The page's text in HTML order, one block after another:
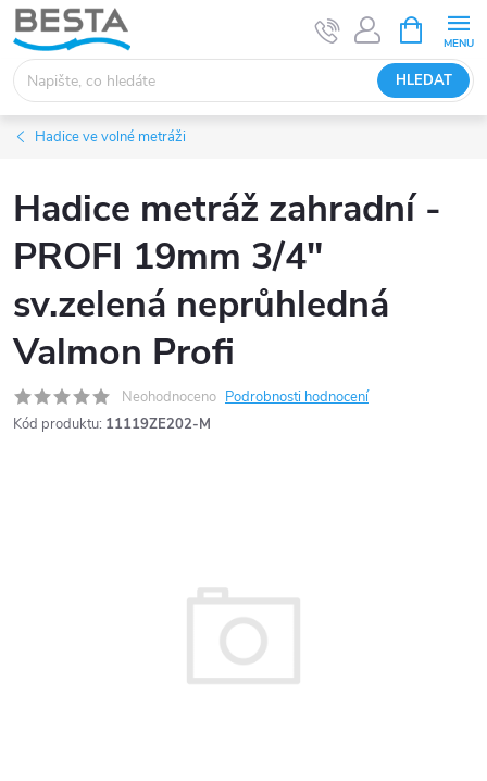
Přejít
na
obsah
HLEDAT
NÁKUPNÍ
KOŠÍK
Hadice ve volné metráži
Hadice metráž zahradní -
PROFI 19mm 3/4"
sv.zelená neprůhledná
Valmon Profi
Neohodnoceno Podrobnosti hodnocení
Kód produktu: 11119ZE202-M